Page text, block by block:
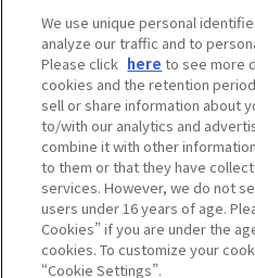
ざいますのでご了承ください。
privacypolicy
ウェブサイトご利用条件
個人情報保護方針
©BANDAI
We use unique personal
analyze our traffic and to
Please click here to see more
cookies and the retention
sell or share information about
to/with our analytics and
combine it with other
to them or that they have
services. However, we do not
users under 16 years of age.
Cookies” if you are under the
cookies. To customize your
“Cookie Settings”.